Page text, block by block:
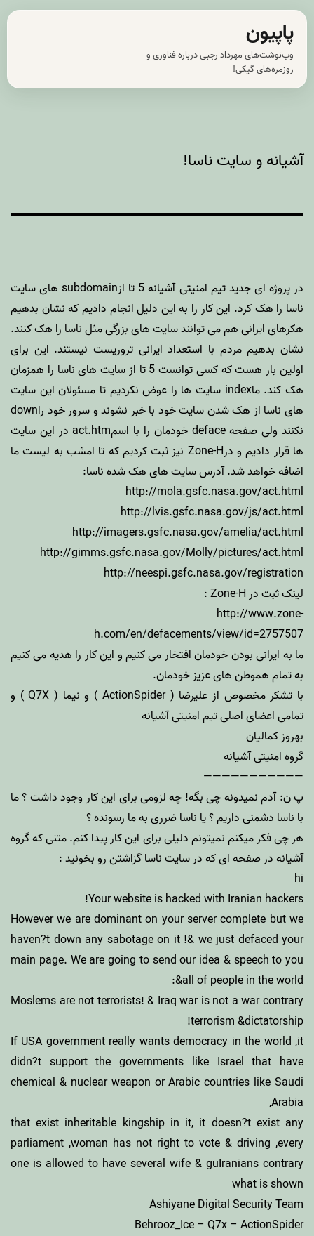
پرش
محتوا
پاپیون
وب‌نوشت‌های مهرداد رجبی درباره فناوری و
روزمره‌های گیکی!
آشیانه و سایت ناسا!
در پروژه ای جدید تیم امنیتی آشیانه 5 تا ازsubdomain های سایت
ناسا را هک کرد. این کار را به این دلیل انجام دادیم که نشان بدهیم
هکرهای ایرانی هم می توانند سایت های بزرگی مثل ناسا را هک کنند.
نشان بدهیم مردم با استعداد ایرانی تروریست نیستند. این برای
اولین بار هست که کسی توانست 5 تا از سایت های ناسا را همزمان
هک کند. ماindex سایت ها را عوض نکردیم تا مسئولان این سایت
های ناسا از هک شدن سایت خود با خبر نشوند و سرور خود راdown
نکنند ولی صفحه deface خودمان را با اسمact.htm در این سایت
ها قرار دادیم و درZone-H نیز ثبت کردیم که تا امشب به لیست ما
اضافه خواهد شد. آدرس سایت های هک شده ناسا:
http://mola.gsfc.nasa.gov/act.html
http://lvis.gsfc.nasa.gov/js/act.html
http://imagers.gsfc.nasa.gov/amelia/act.html
http://gimms.gsfc.nasa.gov/Molly/pictures/act.html
http://neespi.gsfc.nasa.gov/registration
لینک ثبت در Zone-H :
http://www.zone-
h.com/en/defacements/view/id=2757507
ما به ایرانی بودن خودمان افتخار می کنیم و این کار را هدیه می کنیم
به تمام هموطن های عزیز خودمان.
با تشکر مخصوص از علیرضا ( ActionSpider ) و نیما ( Q7X ) و
تمامی اعضای اصلی تیم امنیتی آشیانه
بهروز کمالیان
گروه امنیتی آشیانه
———————————
پ ن: آدم نمیدونه چی بگه! چه لزومی برای این کار وجود داشت ؟ ما
با ناسا دشمنی داریم ؟ یا ناسا ضرری به ما رسونده ؟
هر چی فکر میکنم نمیتونم دلیلی برای این کار پیدا کنم. متنی که گروه
آشیانه در صفحه ای که در سایت ناسا گزاشتن رو بخونید :
hi
Your website is hacked with Iranian hackers!
However we are dominant on your server complete but we
haven?t down any sabotage on it !& we just defaced your
main page. We are going to send our idea & speech to you
&all of people in the world:
Moslems are not terrorists! & Iraq war is not a war contrary
terrorism &dictatorship!
If USA government really wants democracy in the world ,it
didn?t support the governments like Israel that have
chemical & nuclear weapon or Arabic countries like Saudi
Arabia,
that exist inheritable kingship in it, it doesn?t exist any
parliament ,woman has not right to vote & driving ,every
one is allowed to have several wife & guIranians contrary
what is shown
Ashiyane Digital Security Team
Behrooz_Ice – Q7x – ActionSpider